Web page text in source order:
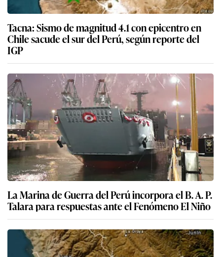
Tacna: Sismo de magnitud 4.1 con epicentro en
Chile sacude el sur del Perú, según reporte del
IGP
La Marina de Guerra del Perú incorpora el B. A. P.
Talara para respuestas ante el Fenómeno El Niño